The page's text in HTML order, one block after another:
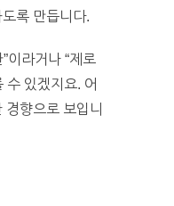
록 만듭니다.
이라거나 “제로
수 있겠지요. 어
경향으로 보입니